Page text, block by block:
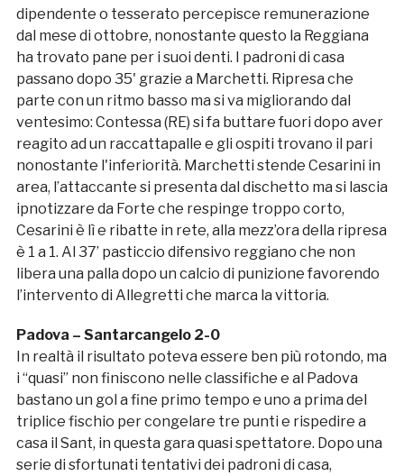
dipendente o tesserato percepisce remunerazione
dal mese di ottobre, nonostante questo la Reggiana
ha trovato pane per i suoi denti. I padroni di casa
passano dopo 35' grazie a Marchetti. Ripresa che
parte con un ritmo basso ma si va migliorando dal
ventesimo: Contessa (RE) si fa buttare fuori dopo aver
reagito ad un raccattapalle e gli ospiti trovano il pari
nonostante l'inferiorità. Marchetti stende Cesarini in
area, l’attaccante si presenta dal dischetto ma si lascia
ipnotizzare da Forte che respinge troppo corto,
Cesarini è lì e ribatte in rete, alla mezz’ora della ripresa
è 1 a 1. Al 37’ pasticcio difensivo reggiano che non
libera una palla dopo un calcio di punizione favorendo
l’intervento di Allegretti che marca la vittoria.
Padova – Santarcangelo 2-0
In realtà il risultato poteva essere ben più rotondo, ma
i “quasi” non finiscono nelle classifiche e al Padova
bastano un gol a fine primo tempo e uno a prima del
triplice fischio per congelare tre punti e rispedire a
casa il Sant, in questa gara quasi spettatore. Dopo una
serie di sfortunati tentativi dei padroni di casa,